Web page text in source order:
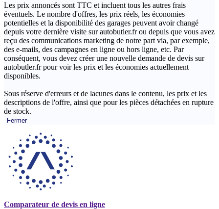
Les prix annoncés sont TTC et incluent tous les autres frais
éventuels. Le nombre d'offres, les prix réels, les économies
potentielles et la disponibilité des garages peuvent avoir changé
depuis votre dernière visite sur autobutler.fr ou depuis que vous avez
reçu des communications marketing de notre part via, par exemple,
des e-mails, des campagnes en ligne ou hors ligne, etc. Par
conséquent, vous devez créer une nouvelle demande de devis sur
autobutler.fr pour voir les prix et les économies actuellement
disponibles.
Sous réserve d'erreurs et de lacunes dans le contenu, les prix et les
descriptions de l'offre, ainsi que pour les pièces détachées en rupture
de stock.
Fermer
Comparateur de devis en ligne